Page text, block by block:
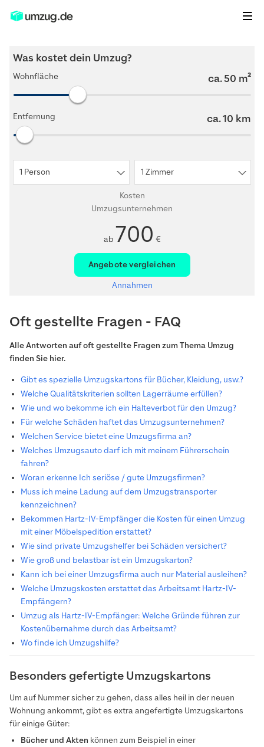
Was kostet dein Umzug?
Wohnfläche ca.50 m²
Entfernung ca.10 km
1 Person 1 Zimmer
Kosten
Umzugsunternehmen
ab 700 €
Angebote vergleichen
Annahmen
Oft gestellte Fragen - FAQ
Alle Antworten auf oft gestellte Fragen zum Thema Umzug
finden Sie hier.
Gibt es spezielle Umzugskartons für Bücher, Kleidung, usw.?
Welche Qualitätskriterien sollten Lagerräume erfüllen?
Wie und wo bekomme ich ein Halteverbot für den Umzug?
Für welche Schäden haftet das Umzugsunternehmen?
Welchen Service bietet eine Umzugsfirma an?
Welches Umzugsauto darf ich mit meinem Führerschein
fahren?
Woran erkenne Ich seriöse / gute Umzugsfirmen?
Muss ich meine Ladung auf dem Umzugstransporter
kennzeichnen?
Bekommen Hartz-IV-Empfänger die Kosten für einen Umzug
mit einer Möbelspedition erstattet?
Wie sind private Umzugshelfer bei Schäden versichert?
Wie groß und belastbar ist ein Umzugskarton?
Kann ich bei einer Umzugsfirma auch nur Material ausleihen?
Welche Umzugskosten erstattet das Arbeitsamt Hartz-IV-
Empfängern?
Umzug als Hartz-IV-Empfänger: Welche Gründe führen zur
Kostenübernahme durch das Arbeitsamt?
Wo finde ich Umzugshilfe?
Besonders gefertigte Umzugskartons
Um auf Nummer sicher zu gehen, dass alles heil in der neuen
Wohnung ankommt, gibt es extra angefertigte Umzugskartons
für einige Güter:
Bücher und Akten können zum Beispiel in einer